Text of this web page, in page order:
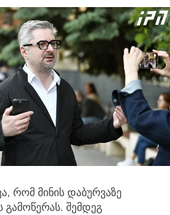
რომ მინის დაბურვაზე
გამოწერას. შემდეგ